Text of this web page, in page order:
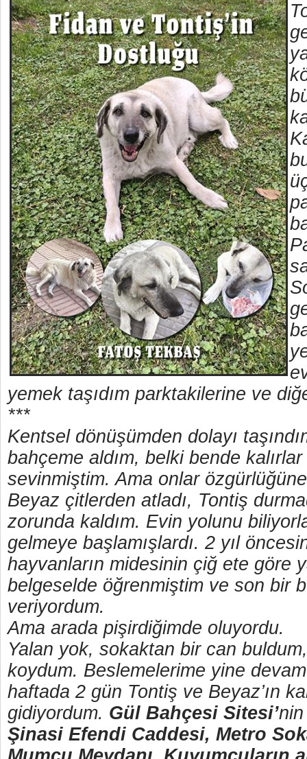
yemek taşıdım parktakilerine ve
***
Kentsel dönüşümden dolayı
bahçeme aldım, belki bende
sevinmiştim. Ama onlar
Beyaz çitlerden atladı, Tontiş
zorunda kaldım. Evin yolunu
gelmeye başlamışlardı. 2 yıl
hayvanların midesinin çiğ ete göre
belgeselde öğrenmiştim ve son bir
veriyordum.
Ama arada pişirdiğimde oluyordu.
Yalan yok, sokaktan bir can
koydum. Beslemelerime yine
haftada 2 gün Tontiş ve Beyaz’ın
gidiyordum. Gül Bahçesi Sitesi’nin
Şinasi Efendi Caddesi, Metro